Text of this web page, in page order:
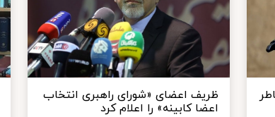
ظریف اعضای «شورای راهبری انتخاب
اعضا کابینه» را اعلام کرد